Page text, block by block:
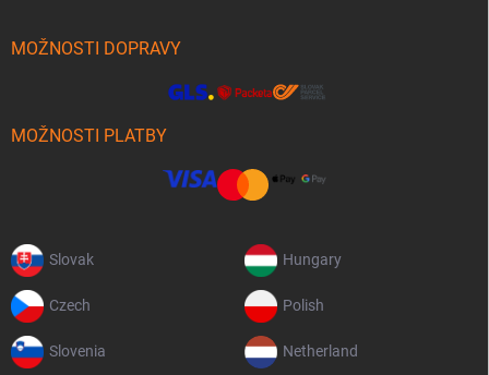
MOŽNOSTI DOPRAVY
MOŽNOSTI PLATBY
Slovak Hungary
Czech Polish
Slovenia Netherland